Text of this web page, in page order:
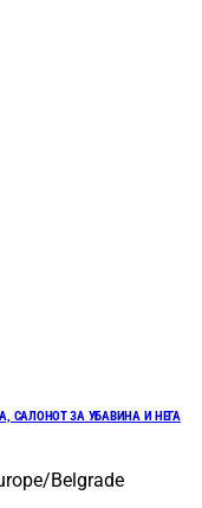
САЛОНОТ ЗА УБАВИНА И НЕГА
Belgrade